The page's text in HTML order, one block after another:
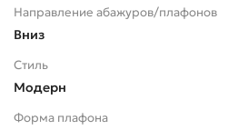
Направление абажуров/плафонов
Вниз
Стиль
Модерн
Форма плафона